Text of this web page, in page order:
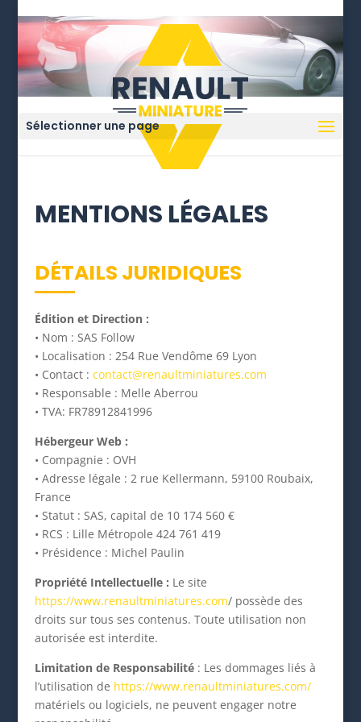
Sélectionner une page
MENTIONS LÉGALES
DÉTAILS JURIDIQUES
Édition et Direction :
• Nom : SAS Follow
• Localisation : 254 Rue Vendôme 69 Lyon
• Contact : contact@renaultminiatures.com
• Responsable : Melle Aberrou
• TVA: FR78912841996
Hébergeur Web :
• Compagnie : OVH
• Adresse légale : 2 rue Kellermann, 59100 Roubaix,
France
• Statut : SAS, capital de 10 174 560 €
• RCS : Lille Métropole 424 761 419
• Présidence : Michel Paulin
Propriété Intellectuelle : Le site
https://www.renaultminiatures.com/ possède des
droits sur tous ses contenus. Toute utilisation non
autorisée est interdite.
Limitation de Responsabilité: Les dommages liés à
l’utilisation de https://www.renaultminiatures.com/
matériels ou logiciels, ne peuvent engager notre